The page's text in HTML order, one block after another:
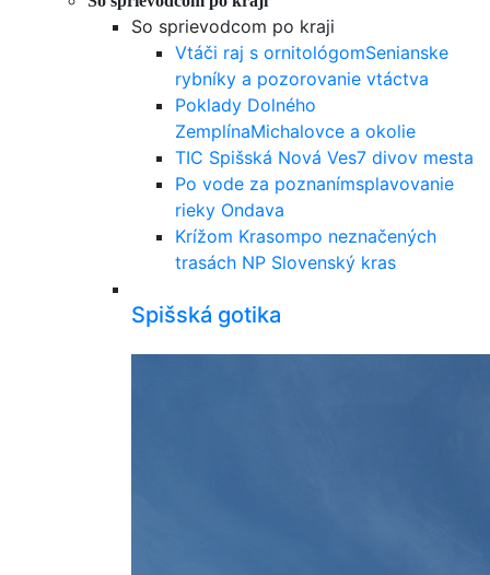
So sprievodcom po kraji
Vtáči raj s ornitológomSenianske
rybníky a pozorovanie vtáctva
Poklady Dolného
ZemplínaMichalovce a okolie
TIC Spišská Nová Ves7 divov mesta
Po vode za poznanímsplavovanie
rieky Ondava
Krížom Krasompo neznačených
trasách NP Slovenský kras
Spišská gotika